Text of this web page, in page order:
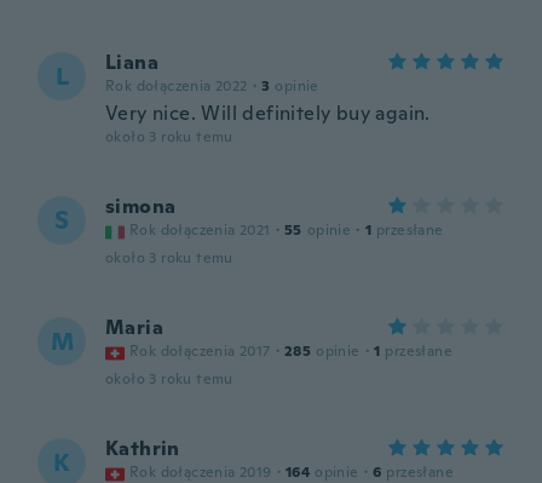
L Liana
Rok dołączenia 2022 · 3 opinie
Very nice. Will definitely buy again.
około 3 roku temu
S simona
Rok dołączenia 2021 · 55 opinie · 1 przesłane
około 3 roku temu
M Maria
Rok dołączenia 2017 · 285 opinie · 1 przesłane
około 3 roku temu
K Kathrin
Rok dołączenia 2019 · 164 opinie · 6 przesłane